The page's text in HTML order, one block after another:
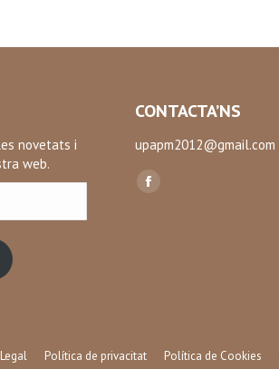
novetats i
web.
CONTACTA’NS
upapm2012@gmail.com
Find us on:
Facebook
Política de privacitat Política de Cookies